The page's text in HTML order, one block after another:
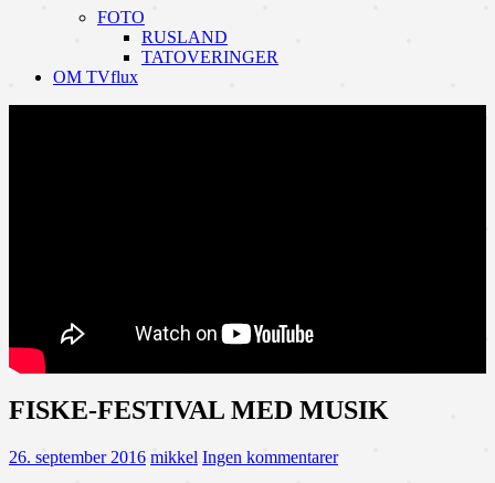
FOTO
RUSLAND
TATOVERINGER
OM TVflux
FISKE-FESTIVAL MED MUSIK
26. september 2016 mikkel Ingen kommentarer